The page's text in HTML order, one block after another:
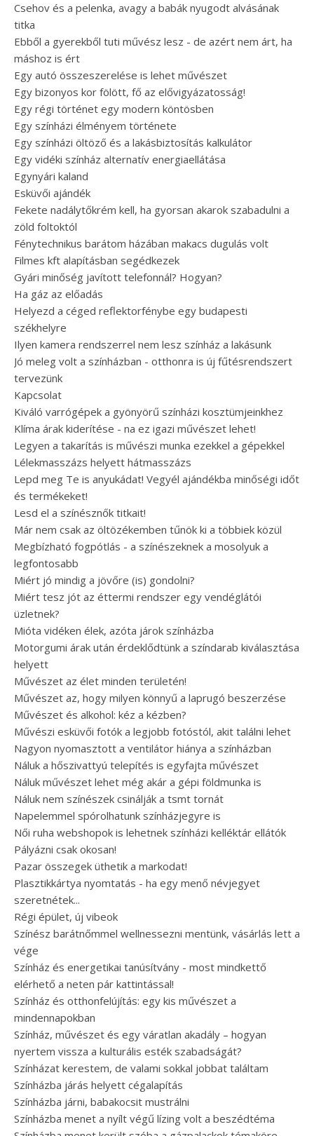
Csehov és a pelenka, avagy a babák nyugodt alvásának
titka
Ebből a gyerekből tuti művész lesz - de azért nem árt, ha
máshoz is ért
Egy autó összeszerelése is lehet művészet
Egy bizonyos kor fölött, fő az elővigyázatosság!
Egy régi történet egy modern köntösben
Egy színházi élményem története
Egy színházi öltöző és a lakásbiztosítás kalkulátor
Egy vidéki színház alternatív energiaellátása
Egynyári kaland
Esküvői ajándék
Fekete nadálytőkrém kell, ha gyorsan akarok szabadulni a
zöld foltoktól
Fénytechnikus barátom házában makacs dugulás volt
Filmes kft alapításban segédkezek
Gyári minőség javított telefonnál? Hogyan?
Ha gáz az előadás
Helyezd a céged reflektorfénybe egy budapesti
székhelyre
Ilyen kamera rendszerrel nem lesz színház a lakásunk
Jó meleg volt a színházban - otthonra is új fűtésrendszert
tervezünk
Kapcsolat
Kiváló varrógépek a gyönyörű színházi kosztümjeinkhez
Klíma árak kiderítése - na ez igazi művészet lehet!
Legyen a takarítás is művészi munka ezekkel a gépekkel
Lélekmasszázs helyett hátmasszázs
Lepd meg Te is anyukádat! Vegyél ajándékba minőségi időt
és termékeket!
Lesd el a színésznők titkait!
Már nem csak az öltözékemben tűnök ki a többiek közül
Megbízható fogpótlás - a színészeknek a mosolyuk a
legfontosabb
Miért jó mindig a jövőre (is) gondolni?
Miért tesz jót az éttermi rendszer egy vendéglátói
üzletnek?
Mióta vidéken élek, azóta járok színházba
Motorgumi árak után érdeklődtünk a színdarab kiválasztása
helyett
Művészet az élet minden területén!
Művészet az, hogy milyen könnyű a laprugó beszerzése
Művészet és alkohol: kéz a kézben?
Művészi esküvői fotók a legjobb fotóstól, akit találni lehet
Nagyon nyomasztott a ventilátor hiánya a színházban
Náluk a hőszivattyú telepítés is egyfajta művészet
Náluk művészet lehet még akár a gépi földmunka is
Náluk nem színészek csinálják a tsmt tornát
Napelemmel spórolhatunk színházjegyre is
Női ruha webshopok is lehetnek színházi kelléktár ellátók
Pályázni csak okosan!
Pazar összegek üthetik a markodat!
Plasztikkártya nyomtatás - ha egy menő névjegyet
szeretnétek...
Régi épület, új vibeok
Színész barátnőmmel wellnessezni mentünk, vásárlás lett a
vége
Színház és energetikai tanúsítvány - most mindkettő
elérhető a neten pár kattintással!
Színház és otthonfelújítás: egy kis művészet a
mindennapokban
Színház, művészet és egy váratlan akadály – hogyan
nyertem vissza a kulturális esték szabadságát?
Színházat kerestem, de valami sokkal jobbat találtam
Színházba járás helyett cégalapítás
Színházba járni, babakocsit mustrálni
Színházba menet a nyílt végű lízing volt a beszédtéma